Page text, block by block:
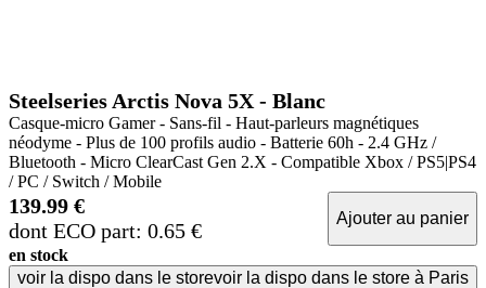
Steelseries Arctis Nova 5X - Blanc
Casque-micro Gamer - Sans-fil - Haut-parleurs magnétiques
néodyme - Plus de 100 profils audio - Batterie 60h - 2.4 GHz /
Bluetooth - Micro ClearCast Gen 2.X - Compatible Xbox / PS5|PS4
/ PC / Switch / Mobile
139.99 €
dont ECO part: 0.65 €
Ajouter au panier
en stock
voir la dispo dans le storevoir la dispo dans le store à Paris